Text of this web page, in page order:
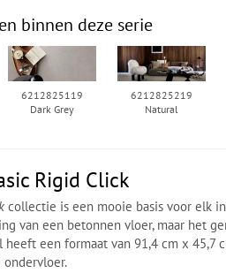
binnen deze serie
6212825119
Dark Grey
6212825219
Natural
Rigid Click
collectie is een mooie basis voor elk
van een betonnen vloer, maar het
een formaat van 91,4 cm x 45,7
ondervloer.